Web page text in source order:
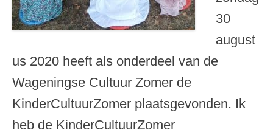
30
august
us 2020 heeft als onderdeel van de
Wageningse Cultuur Zomer de
KinderCultuurZomer plaatsgevonden. Ik
heb de KinderCultuurZomer